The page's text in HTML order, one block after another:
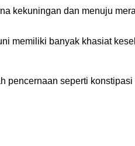
kekuningan dan menuju
memiliki banyak khasiat
pencernaan seperti